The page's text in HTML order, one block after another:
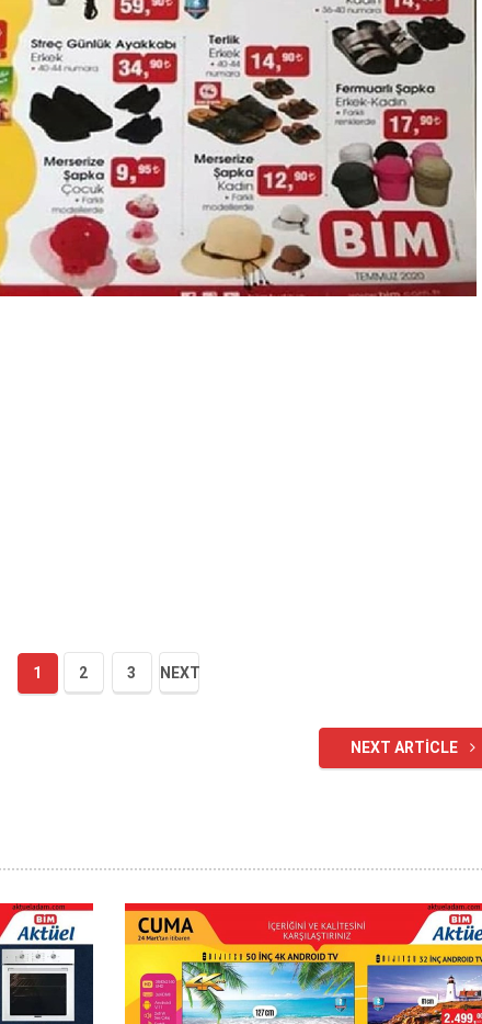
1 2 3 NEXT
NEXT ARTICLE